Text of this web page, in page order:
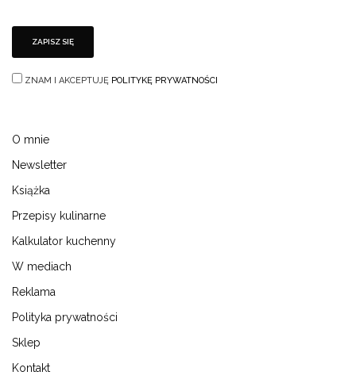
ZNAM I AKCEPTUJĘ POLITYKĘ PRYWATNOŚCI
O mnie
Newsletter
Książka
Przepisy kulinarne
Kalkulator kuchenny
W mediach
Reklama
Polityka prywatności
Sklep
Kontakt